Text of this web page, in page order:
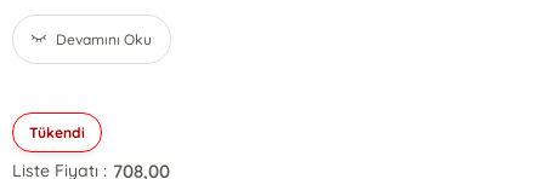
Devamını Oku
Tükendi
Liste Fiyatı : 708,00